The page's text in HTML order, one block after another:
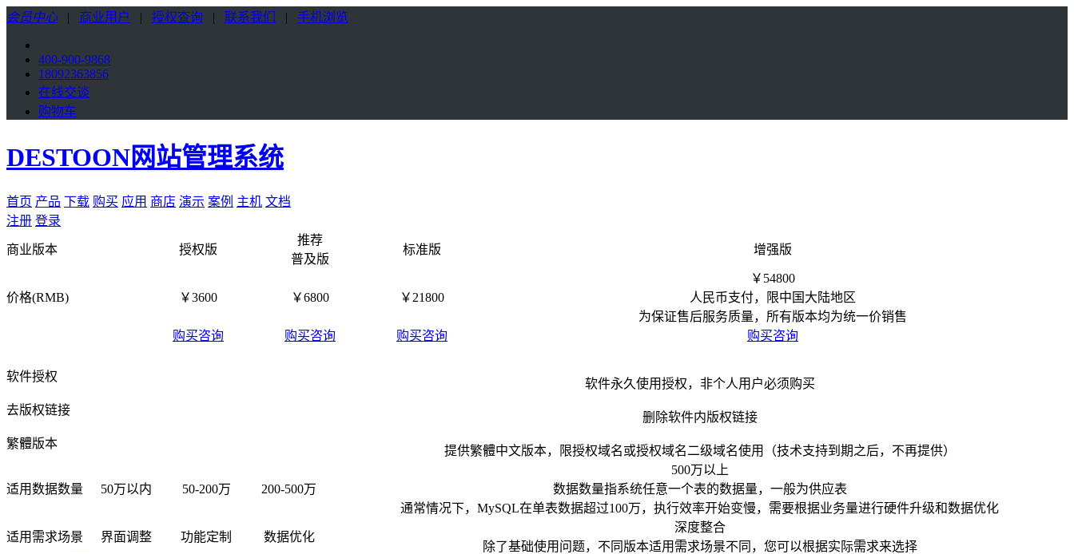
会员中心 | 商业用户 | 授权查询 | 联系我们 | 手机浏览
400-900-9868
18092363856
在线交谈
购物车
DESTOON网站管理系统
首页 产品 下载 购买 应用 商店 演示 案例 主机 文档
注册 登录
商业版本 授权版
推荐
普及版
标准版 增强版
价格(RMB) ￥3600 ￥6800 ￥21800
￥54800
人民币支付，限中国大陆地区
为保证售后服务质量，所有版本均为统一价销售
购买咨询
购买咨询 购买咨询 购买咨询
软件授权
软件永久使用授权，非个人用户必须购买
去版权链接
删除软件内版权链接
繁體版本
提供繁體中文版本，限授权域名或授权域名二级域名使用（技术支持到期之后，不再提供）
适用数据数量 50万以内 50-200万 200-500万
500万以上
数据数量指系统任意一个表的数据量，一般为供应表
通常情况下，MySQL在单表数据超过100万，执行效率开始变慢，需要根据业务量进行硬件升级和数据优化
适用需求场景 界面调整 功能定制 数据优化
深度整合
除了基础使用问题，不同版本适用需求场景不同，您可以根据实际需求来选择